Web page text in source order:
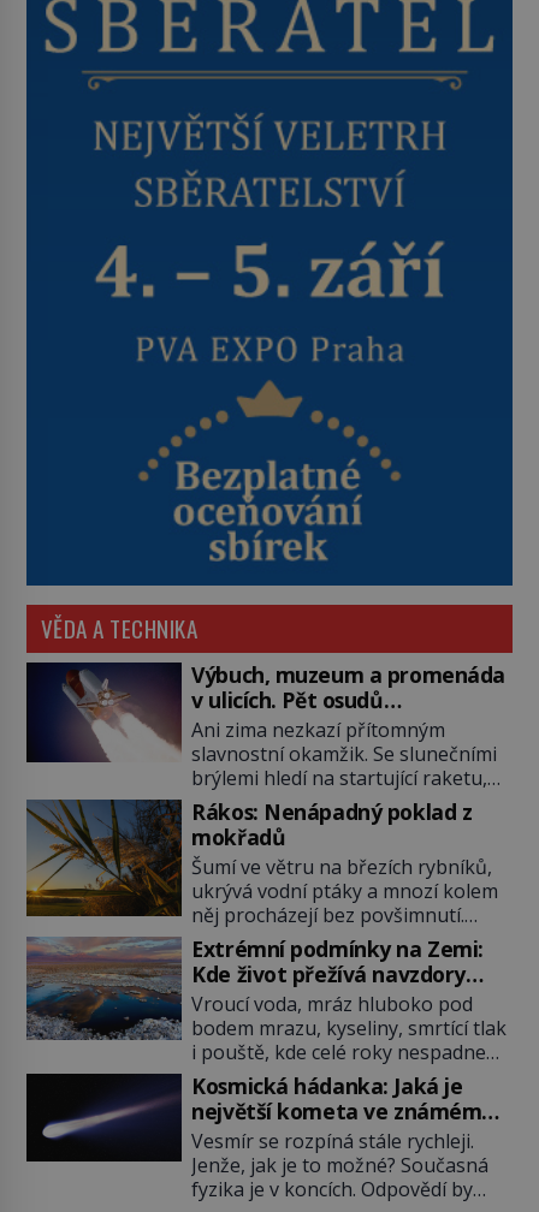
VĚDA A TECHNIKA
Výbuch, muzeum a promenáda
v ulicích. Pět osudů
nejslavnějších raketoplánů
Ani zima nezkazí přítomným
slavnostní okamžik. Se slunečními
brýlemi hledí na startující raketu,
která má do vesmíru vynést kromě
posádky také obyčejnou učitelku.
Po několika sekundách všem
ztuhnou úsměvy, stroj totiž
exploduje. Jejich konstrukce není
z levného kraje, daňové poplatníky
stojí miliardy dolarů. Na druhou
stranu zvládnou jen představitelné
věci. Na malé kousky Název:
Columbia První […]
Rákos: Nenápadný poklad z
mokřadů
Šumí ve větru na březích rybníků,
ukrývá vodní ptáky a mnozí kolem
něj procházejí bez povšimnutí.
Přesto právě rákos pomáhal stavět
domy, vyrábět lodě, zapisovat první
texty a inspiroval řadu pověstí.
Tato skromná, ale užitečná
rostlina provází člověka už tisíce
let. Většina lidí vnímá rákos jen jako
obyčejnou kulisu letního koupání.
Stačí se však podívat […]
Extrémní podmínky na Zemi:
Kde život přežívá navzdory
všemu
Vroucí voda, mráz hluboko pod
bodem mrazu, kyseliny, smrtící tlak
i pouště, kde celé roky nespadne
jediná kapka deště. Na první
pohled místa, kde nemůže
existovat vůbec nic. Přesto právě
tady vědci objevují organismy,
které posouvají hranice života.
Každý nový nález mění naše
Kosmická hádanka: Jaká je
největší kometa ve známém
vesmíru?
Vesmír se rozpíná stále rychleji.
Jenže, jak je to možné? Současná
fyzika je v koncích. Odpovědí by